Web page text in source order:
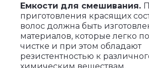
Емкости для смешивания.
приготовления красящих
волос должна быть
материалов, которые легко
чистке и при этом обладают
резистентностью к